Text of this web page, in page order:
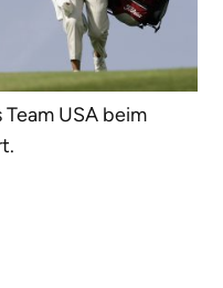
USA beim